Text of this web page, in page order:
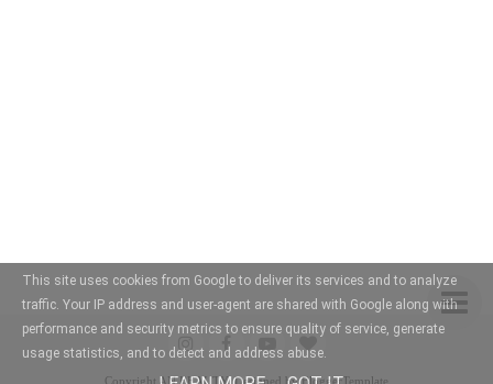
Copyright AN BEAUTY. Designed byBloggerTemplate
This site uses cookies from Google to deliver its services and to analyze
traffic. Your IP address and user-agent are shared with Google along with
performance and security metrics to ensure quality of service, generate
usage statistics, and to detect and address abuse.